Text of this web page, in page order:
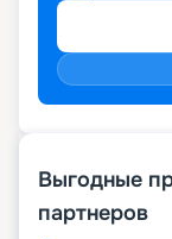
Выгодные
партнеров